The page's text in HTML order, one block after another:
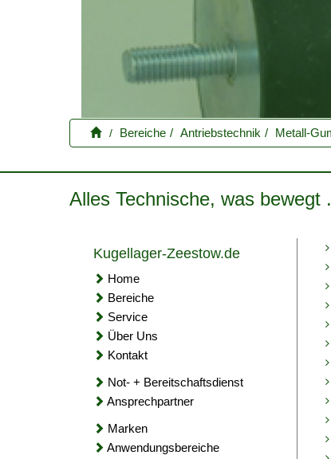
Bereiche Antriebstechnik Metall-
Alles Technische, was bewegt
Kugellager-Zeestow.de
Home
Bereiche
Service
Über Uns
Kontakt
Not- + Bereitschaftsdienst
Ansprechpartner
Marken
Anwendungsbereiche